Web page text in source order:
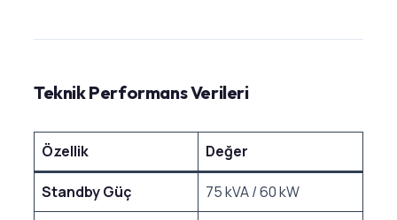
Teknik Performans Verileri
Özellik Değer
Standby Güç
75 kVA / 60 kW